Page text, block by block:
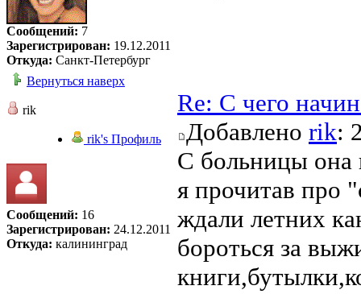
Сообщений: 7
Зарегистрирован: 19.12.2011
Откуда: Санкт-Петербург
Вернуться наверх
rik
rik's Профиль
Сообщений: 16
Зарегистрирован: 24.12.2011
Откуда: калининград
Re: С чего
Добавлено rik:
С больницы она
я прочитав про
ждали летних
бороться за